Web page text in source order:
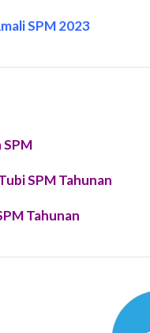
SPM 2023
SPM
SPM Tahunan
Tahunan